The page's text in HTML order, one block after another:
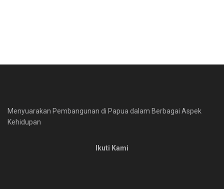
Menyuarakan Pembangunan di Papua dalam Berbagai Aspek
Kehidupan
Ikuti Kami